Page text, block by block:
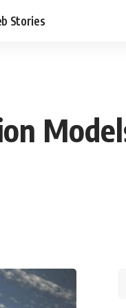
Stories